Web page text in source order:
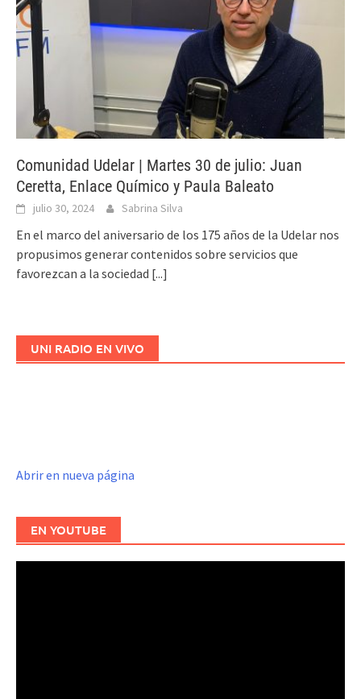
Comunidad Udelar | Martes 30 de julio: Juan
Ceretta, Enlace Químico y Paula Baleato
julio 30, 2024 Sabrina Silva
En el marco del aniversario de los 175 años de la Udelar nos
propusimos generar contenidos sobre servicios que
favorezcan a la sociedad [...]
UNI RADIO EN VIVO
Abrir en nueva página
EN YOUTUBE